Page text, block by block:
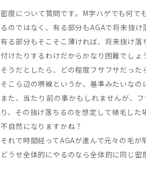
密度について質問です。M字ハゲでも何で
るのではなく、有る部分もAGAで将来抜
有る部分もそこそこ薄ければ、将来抜け
付けたりするわけだからかなり困難でしょ
そうだとしたら、どの程度フサフサだった
そこら辺の堺線というか、基準みたいなの
また、当たり前の事かもしれませんが、
り、その抜け落ちるのを想定して植毛した
不自然になりますかね？
それで時間経ってAGAが進んで元々の毛
どうせ全体的にやるのなら全体的に同じ